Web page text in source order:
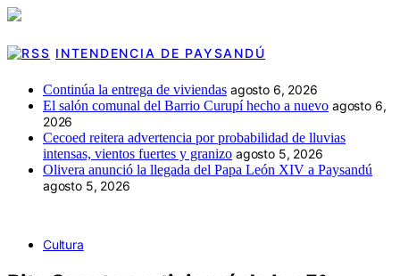
INTENDENCIA DE PAYSANDÚ
Continúa la entrega de viviendas agosto 6, 2026
El salón comunal del Barrio Curupí hecho a nuevo agosto 6,
2026
Cecoed reitera advertencia por probabilidad de lluvias
intensas, vientos fuertes y granizo agosto 5, 2026
Olivera anunció la llegada del Papa León XIV a Paysandú
agosto 5, 2026
Cultura